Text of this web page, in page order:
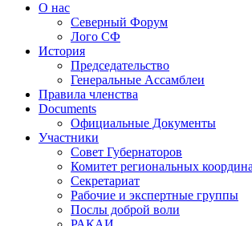
О нас
Северный Форум
Лого СФ
История
Председательство
Генеральные Ассамблеи
Правила членства
Documents
Официальные Документы
Участники
Совет Губернаторов
Комитет региональных
Секретариат
Рабочие и экспертные группы
Послы доброй воли